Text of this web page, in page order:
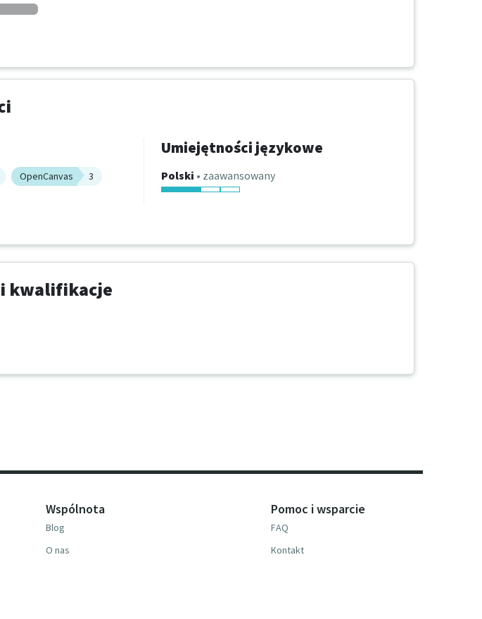
OpenCanvas
3
Umiejętności językowe
Polski • zaawansowany
i kwalifikacje
Wspólnota
Blog
O nas
Pomoc i wsparcie
FAQ
Kontakt